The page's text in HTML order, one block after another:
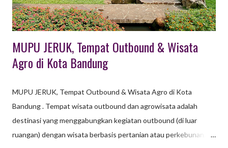
hierarki, dan memecah kebekuan antar departemen. Mendorong
Kreativitas dan Kerja Sama ...
MUPU JERUK, Tempat Outbound & Wisata
Agro di Kota Bandung
MUPU JERUK, Tempat Outbound & Wisata Agro di Kota
Bandung . Tempat wisata outbound dan agrowisata adalah
destinasi yang menggabungkan kegiatan outbound (di luar
ruangan) dengan wisata berbasis pertanian atau perkebunan.